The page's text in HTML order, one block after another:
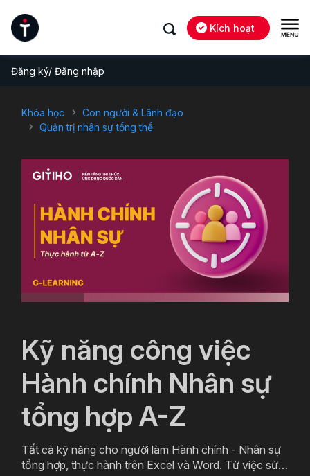
Kích hoạt
Đăng ký/ Đăng nhập
Khóa học
Con người & Lãnh đạo
Quản trị nhân sự tổng thể
Kỹ năng công việc
Hành chính Nhân sự
tổng hợp A-Z
Tất cả kỹ năng cho người làm Hành chính - Nhân sự
tổng hợp, thực hành trên Excel và Word. Từ việc sử